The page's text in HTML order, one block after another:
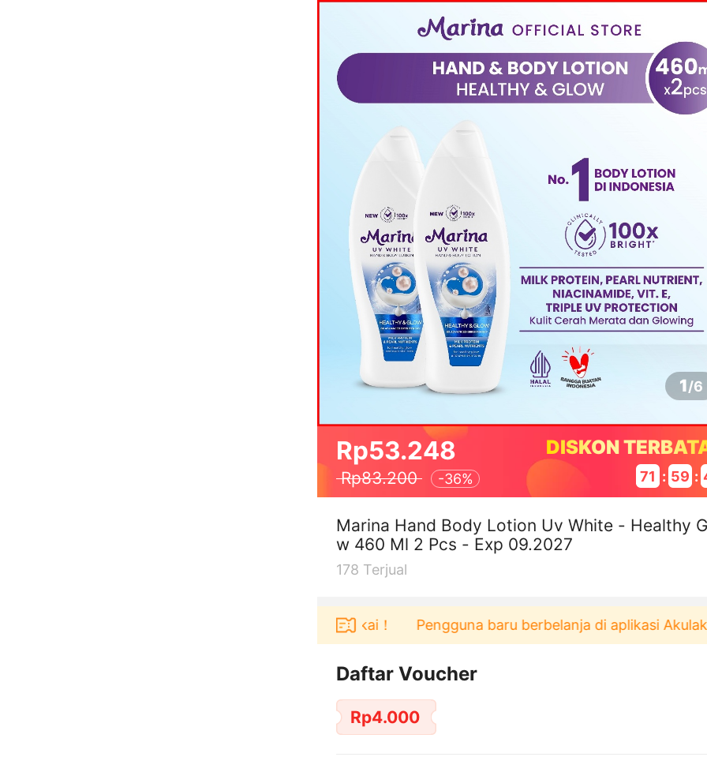
1/6
Rp53.248
Rp83.200 -36%
DISKON
71 : 59 :
Marina Hand Body Lotion Uv White - Healthy
w 460 Ml 2 Pcs - Exp 09.2027
178 Terjual
dapat voucher Rp165.000 lagi Download & Pakai！ Pengguna baru berbelanja di aplikasi Akulaku
Daftar Voucher
Rp4.000